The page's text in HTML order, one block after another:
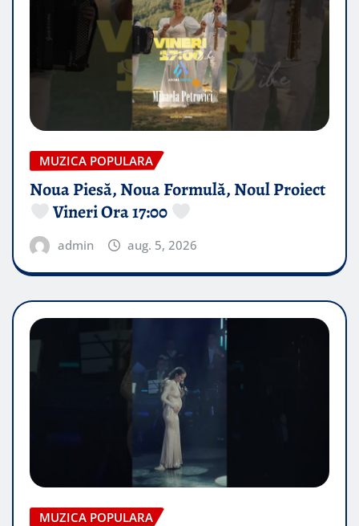
MUZICA POPULARA
Noua Piesă, Noua Formulă, Noul Proiect
Vineri Ora 17:00
admin aug. 5, 2026
MUZICA POPULARA